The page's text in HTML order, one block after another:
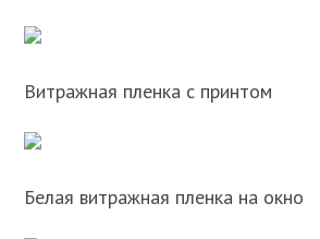
Витражная пленка с принтом
Белая витражная пленка на окно